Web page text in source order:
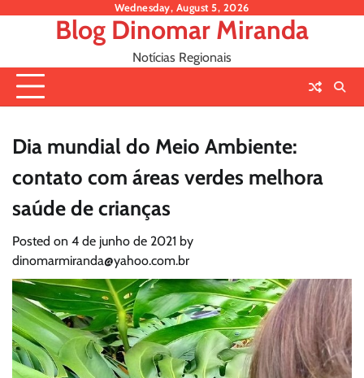
Wednesday, August 5, 2026
Blog Dinomar Miranda
Notícias Regionais
Dia mundial do Meio Ambiente:
contato com áreas verdes melhora
saúde de crianças
Posted on 4 de junho de 2021 by
dinomarmiranda@yahoo.com.br